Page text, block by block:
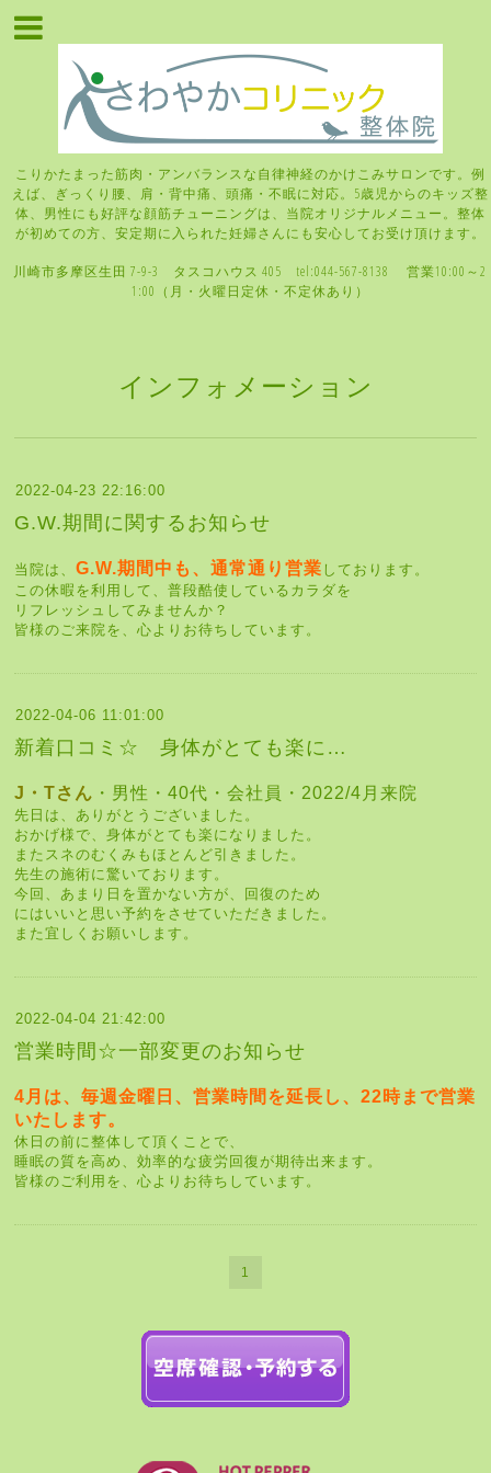
こりかたまった筋肉・アンバランスな自律神経のかけこみサロンです。例
えば、ぎっくり腰、肩・背中痛、頭痛・不眠に対応。5歳児からのキッズ整
体、男性にも好評な顔筋チューニングは、当院オリジナルメニュー。整体
が初めての方、安定期に入られた妊婦さんにも安心してお受け頂けます。
川崎市多摩区生田 7-9-3 タスコハウス 405 tel:044-567-8138 営業10:00～2
1:00（月・火曜日定休・不定休あり）
インフォメーション
2022-04-23 22:16:00
G.W.期間に関するお知らせ
当院は、G.W.期間中も、通常通り営業 しております。
この休暇を利用して、普段酷使しているカラダを
リフレッシュしてみませんか？
皆様のご来院を、心よりお待ちしています。
2022-04-06 11:01:00
新着口コミ☆ 身体がとても楽に…
J・Tさん ・男性・40代・会社員・2022/4月来院
先日は、ありがとうございました。
おかげ様で、身体がとても楽になりました。
またスネのむくみもほとんど引きました。
先生の施術に驚いております。
今回、あまり日を置かない方が、回復のため
にはいいと思い予約をさせていただきました。
また宜しくお願いします。
2022-04-04 21:42:00
営業時間☆一部変更のお知らせ
4月は、毎週金曜日、営業時間を延長し、22時まで営業
いたします。
休日の前に整体して頂くことで、
睡眠の質を高め、効率的な疲労回復が期待出来ます。
皆様のご利用を、心よりお待ちしています。
1